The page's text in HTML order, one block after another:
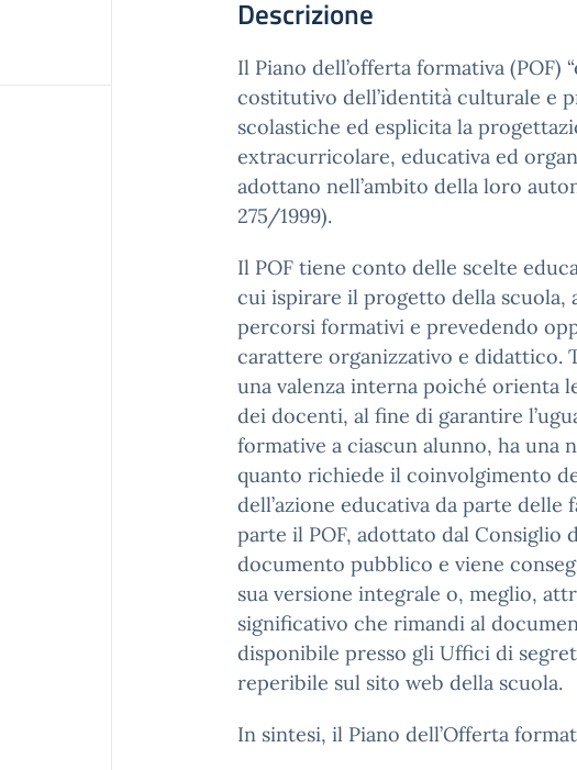
Descrizione
Il Piano dell’offerta formativa (POF)
costitutivo dell’identità culturale e
scolastiche ed esplicita la
extracurricolare, educativa ed
adottano nell’ambito della loro
275/1999).
Il POF tiene conto delle scelte
cui ispirare il progetto della scuola,
percorsi formativi e prevedendo
carattere organizzativo e didattico.
una valenza interna poiché orienta
dei docenti, al fine di garantire
formative a ciascun alunno, ha una
quanto richiede il coinvolgimento
dell’azione educativa da parte delle
parte il POF, adottato dal
documento pubblico e viene
sua versione integrale o, meglio,
significativo che rimandi al
disponibile presso gli Uffici di
reperibile sul sito web della scuola.
In sintesi, il Piano dell’Offerta